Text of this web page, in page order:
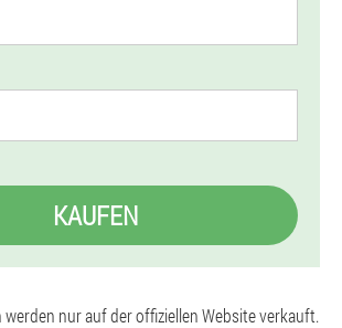
KAUFEN
nur auf der offiziellen Website verkauft.